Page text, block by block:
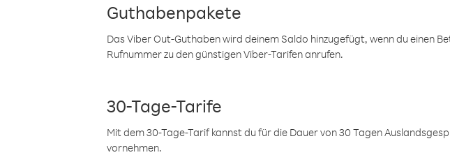
Guthabenpakete
Das Viber Out-Guthaben wird deinem Saldo hinzugefügt, wenn du einen
Rufnummer zu den günstigen Viber-Tarifen anrufen.
30-Tage-Tarife
Mit dem 30-Tage-Tarif kannst du für die Dauer von 30 Tagen
vornehmen.